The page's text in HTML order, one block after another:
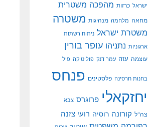
ישראל כרזות מהפכה משטרית
מחאה מלחמה מנהיגות משטרה
משטרת ישראל ניתוח רשתות
ארגוניות נתניהו עופר בורין
עוצמה עזה עמר דנק פוליטיקה פיל
בחנות חרסינה פלסטינים פנחס
יחזקאלי פרוגרס צבא
צה"ל קורונה רוסיה רועי צזנה